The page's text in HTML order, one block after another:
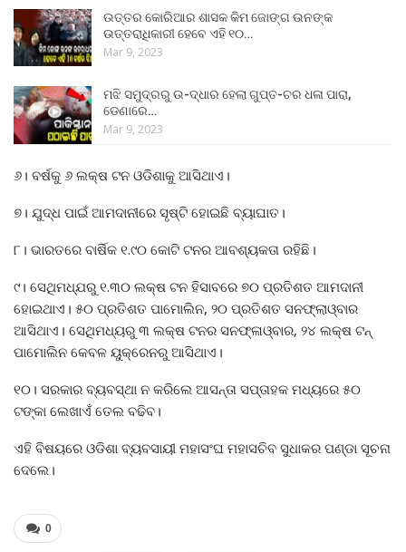
ଉତ୍ତର କୋରିଆର ଶାସକ କିମ ଜୋଙ୍ଗ ଉନଙ୍କ
ଉତ୍ତରାଧିକାରୀ ହେବେ ଏହି ୧୦…
Mar 9, 2023
ମଝି ସମୁଦ୍ରରୁ ଉ-ଦ୍ଧାର ହେଲା ଗୁପ୍ତ-ଚର ଧଳା ପାରା,
ଡେଣାରେ…
Mar 9, 2023
୬। ବର୍ଷକୁ ୬ ଲକ୍ଷ ଟନ ଓଡିଶାକୁ ଆସିଥାଏ।
୭। ଯୁଦ୍ଧ ପାଇଁ ଆମଦାନୀରେ ସୃଷ୍ଟି ହୋଇଛି ବ୍ୟାଘାତ।
୮। ଭାରତରେ ବାର୍ଷିକ ୧.୯୦ କୋଟି ଟନର ଆବଶ୍ୟକତା ରହିଛି।
୯। ସେଥିମଧ୍ଯରୁ ୧.୩୦ ଲକ୍ଷ ଟନ ହିସାବରେ ୭୦ ପ୍ରତିଶତ ଆମଦାନୀ
ହୋଇଥାଏ। ୫୦ ପ୍ରତିଶତ ପାମୋଲିନ, ୨୦ ପ୍ରତିଶତ ସନଫ୍ଲାଓ୍ବାର
ଆସିଥାଏ। ସେଥିମଧ୍ୟରୁ ୩ ଲକ୍ଷ ଟନର ସନଫ୍ଳାଓ୍ବାର, ୨୪ ଲକ୍ଷ ଟନ୍
ପାମୋଲିନ କେବଳ ୟୁକ୍ରେନରୁ ଆସିଥାଏ।
୧୦। ସରକାର ବ୍ୟବସ୍ଥା ନ କରିଲେ ଆସନ୍ତା ସପ୍ତାହକ ମଧ୍ୟରେ ୫୦
ଟଙ୍କା ଲେଖାଏଁ ତେଲ ବଢିବ।
ଏହି ବିଷୟରେ ଓଡିଶା ବ୍ୟବସାୟୀ ମହାସଂଘ ମହାସଚିବ ସୁଧାକର ପଣ୍ଡା ସୂଚନା
ଦେଲେ।
0